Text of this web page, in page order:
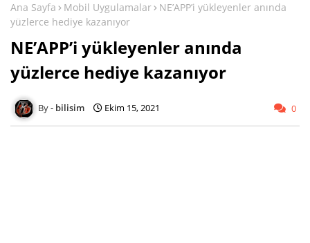
Ana Sayfa Mobil Uygulamalar
NE’APP’i yükleyenler anında
yüzlerce hediye kazanıyor
NE’APP’i yükleyenler anında
yüzlerce hediye kazanıyor
bilisim Ekim 15, 2021 0